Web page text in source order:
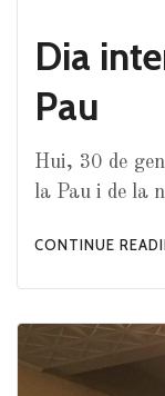
Dia
Pau
Hui, 30 de
la Pau i de la
CONTINUE